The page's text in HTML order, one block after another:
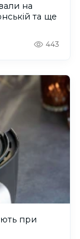
на
та ще
443
при